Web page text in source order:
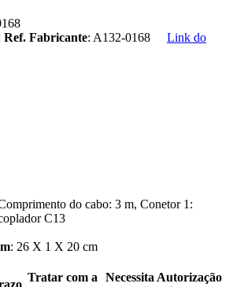
Ref. Fabricante: A132-0168
Link do
do cabo: 3 m, Conetor 1:
C13
: 26 X 1 X 20 cm
Tratar com a
Necessita Autorização